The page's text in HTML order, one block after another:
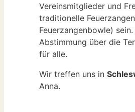
Vereinsmitglieder und
traditionelle
Feuerzangenbowle)
Abstimmung über die
für alle.
Wir treffen uns in
Anna.